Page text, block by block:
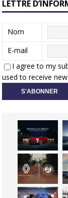
LETTRE
Nom
E-mail
I agree to my
used to receive